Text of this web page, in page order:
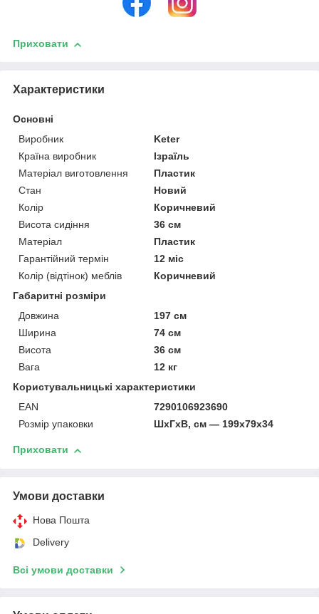
Приховати
Характеристики
Основні
Виробник
Keter
Країна виробник
Ізраїль
Матеріал виготовлення
Пластик
Стан
Новий
Колір
Коричневий
Висота сидіння
36 см
Матеріал
Пластик
Гарантійний термін
12 міс
Колір (відтінок) меблів
Коричневий
Габаритні розміри
Довжина
197 см
Ширина
74 см
Висота
36 см
Вага
12 кг
Користувальницькі характеристики
EAN
7290106923690
Розмір упаковки
ШхГхВ, см — 199x79x34
Приховати
Умови доставки
Нова Пошта
Delivery
Всі умови доставки